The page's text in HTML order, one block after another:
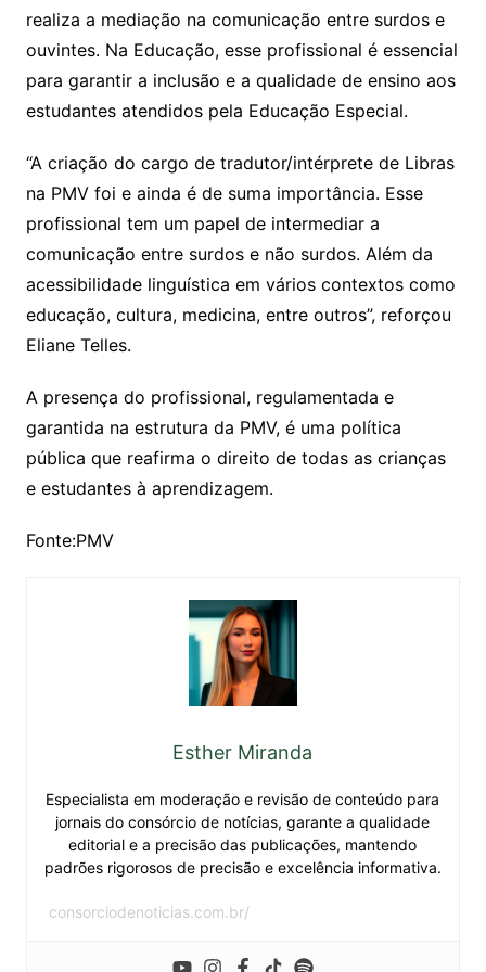
realiza a mediação na comunicação entre surdos e
ouvintes. Na Educação, esse profissional é essencial
para garantir a inclusão e a qualidade de ensino aos
estudantes atendidos pela Educação Especial.
“A criação do cargo de tradutor/intérprete de Libras
na PMV foi e ainda é de suma importância. Esse
profissional tem um papel de intermediar a
comunicação entre surdos e não surdos. Além da
acessibilidade linguística em vários contextos como
educação, cultura, medicina, entre outros”, reforçou
Eliane Telles.
A presença do profissional, regulamentada e
garantida na estrutura da PMV, é uma política
pública que reafirma o direito de todas as crianças
e estudantes à aprendizagem.
Fonte:PMV
Esther Miranda
Especialista em moderação e revisão de conteúdo para
jornais do consórcio de notícias, garante a qualidade
editorial e a precisão das publicações, mantendo
padrões rigorosos de precisão e excelência informativa.
consorciodenoticias.com.br/